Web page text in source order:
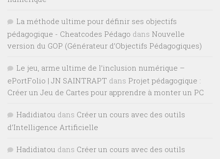
La méthode ultime pour définir ses objectifs
pédagogique - Cheatcodes Pédago dans Nouvelle
version du GOP (Générateur d’Objectifs Pédagogiques)
Le jeu, arme ultime de l’inclusion numérique –
ePortFolio | JN SAINTRAPT dans Projet pédagogique :
Créer un Jeu de Cartes pour apprendre à monter un PC
Hadidiatou dans Créer un cours avec des outils
d’Intelligence Artificielle
Hadidiatou dans Créer un cours avec des outils